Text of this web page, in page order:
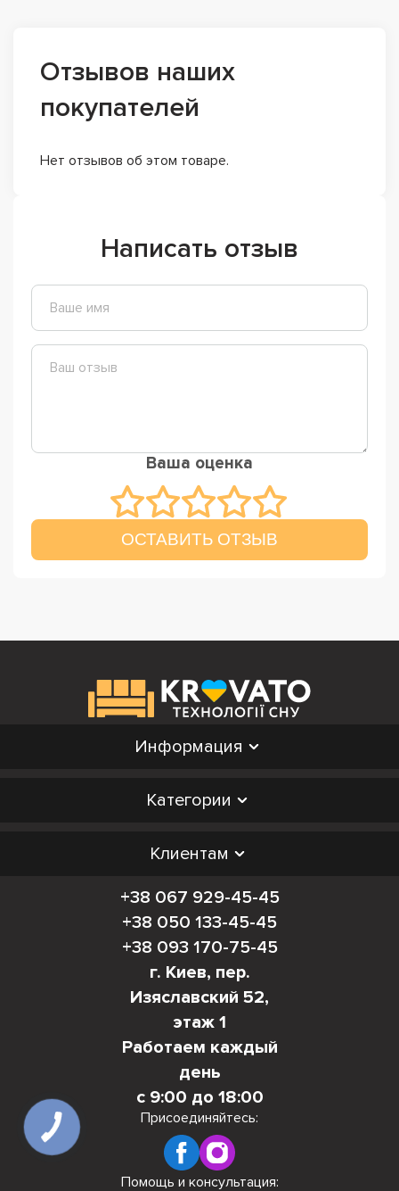
Отзывов наших
покупателей
Нет отзывов об этом товаре.
Написать отзыв
Ваша оценка
ОСТАВИТЬ ОТЗЫВ
Информация
Категории
Клиентам
+38 067 929-45-45
+38 050 133-45-45
+38 093 170-75-45
г. Киев, пер.
Изяславский 52,
этаж 1
Работаем каждый
день
с 9:00 до 18:00
Присоединяйтесь:
Помощь и консультация: